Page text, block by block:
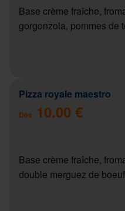
Base crème fraîche,
gorgonzola, pommes de
Pizza royale maestro
Dès 10.00 €
Base crème fraîche,
double merguez de